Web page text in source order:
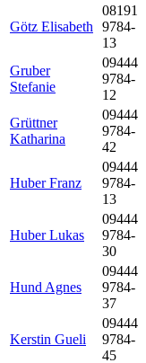
Götz Elisabeth
08191
9784-
13
Gruber
Stefanie
09444
9784-
12
Grüttner
Katharina
09444
9784-
42
Huber Franz
09444
9784-
13
Huber Lukas
09444
9784-
30
Hund Agnes
09444
9784-
37
Kerstin Gueli
09444
9784-
45